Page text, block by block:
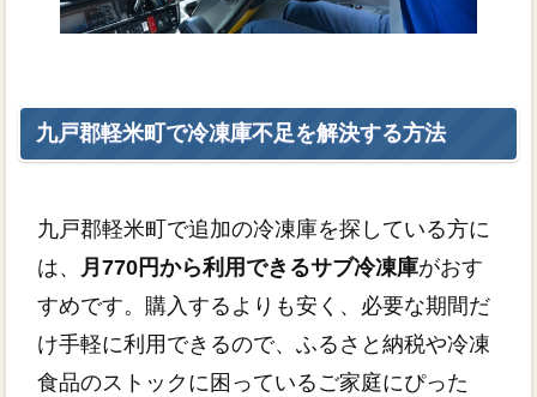
九戸郡軽米町で冷凍庫不足を解決する方法
九戸郡軽米町で追加の冷凍庫を探している方に
は、
月770円から利用できるサブ冷凍庫がおす
すめです。購入するよりも安く、必要な期間だ
け手軽に利用できるので、ふるさと納税や冷凍
食品のストックに困っているご家庭にぴった